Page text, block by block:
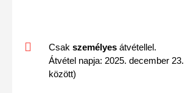
Csak személyes átvétellel.
Átvétel napja: 2025. december
között)